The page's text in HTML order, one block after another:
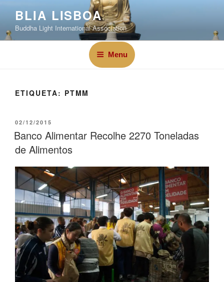
BLIA LISBOA
Buddha Light International Association
Menu
ETIQUETA: PTMM
02/12/2015
Banco Alimentar Recolhe 2270 Toneladas
de Alimentos